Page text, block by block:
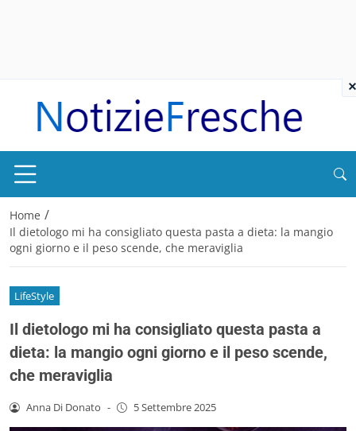
Home /
Il dietologo mi ha consigliato questa pasta a dieta: la mangio
ogni giorno e il peso scende, che meraviglia
LifeStyle
Il dietologo mi ha consigliato questa pasta a
dieta: la mangio ogni giorno e il peso scende,
che meraviglia
Anna Di Donato - 5 Settembre 2025
×